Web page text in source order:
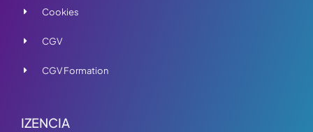
Cookies
CGV
CGV Formation
IZENCIA